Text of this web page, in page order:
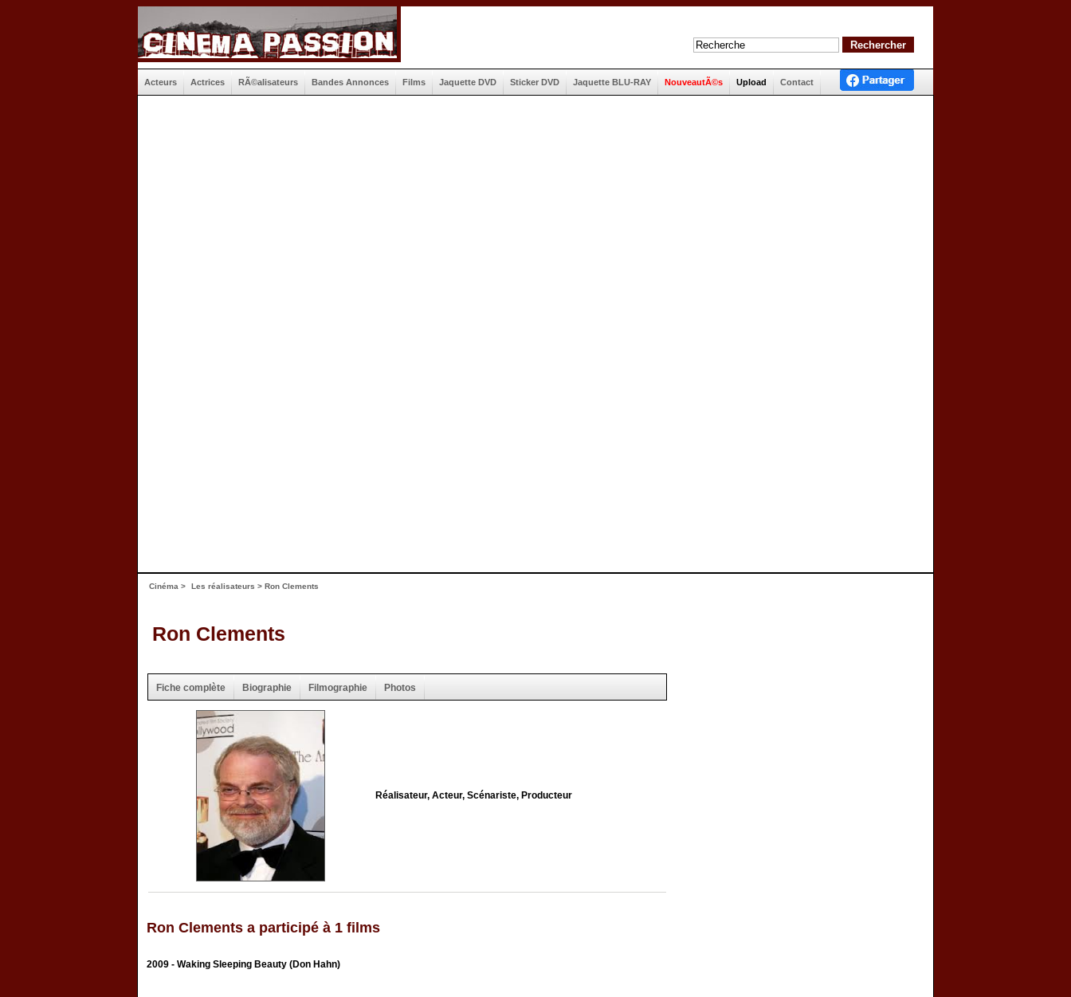
Acteurs Actrices RÃ©alisateurs Bandes Annonces Films Jaquette DVD Sticker DVD Jaquette BLU-RAY NouveautÃ©s Upload Contact
Cinéma > Les réalisateurs > Ron Clements
Ron Clements
Fiche complète Biographie Filmographie Photos
Réalisateur, Acteur, Scénariste, Producteur
Ron Clements a participé à 1 films
2009 - Waking Sleeping Beauty (Don Hahn)